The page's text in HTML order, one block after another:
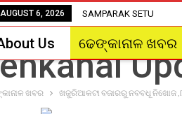
6, 2026 SAMPARAK SETU
Us ଢେଙ୍କାନାଳ ଖବର
ଖବର ଖଜୁରିଆକଟା ବଜାରରୁ ନବବଧୂ ନିଖୋଜ